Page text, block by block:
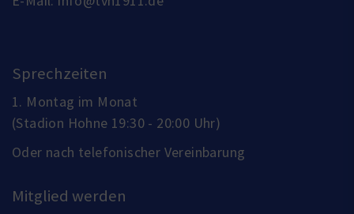
Sprechzeiten
1. Montag im Monat
(Stadion Hohne 19:30 - 20:00 Uhr)
Oder nach telefonischer Vereinbarung
Mitglied werden